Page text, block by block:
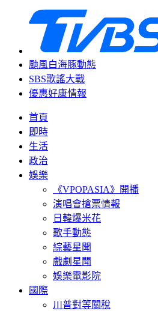
颱風白海豚動態
SBS歌謠大戰
優惠好康情報
首頁
即時
生活
政治
娛樂
《VPOPASIA》開播
演唱會搶票情報
日韓爆米花
歌手動態
綜藝星聞
戲劇星聞
娛樂電影院
國際
川普對等關稅